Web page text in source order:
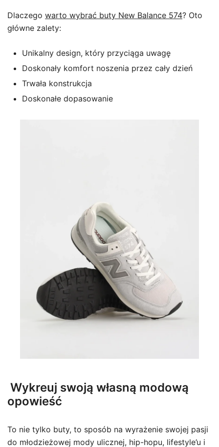
Dlaczego warto wybrać buty New Balance 574? Oto
główne zalety:
Unikalny design, który przyciąga uwagę
Doskonały komfort noszenia przez cały dzień
Trwała konstrukcja
Doskonałe dopasowanie
Wykreuj swoją własną modową
opowieść
To nie tylko buty, to sposób na wyrażenie swojej pasji
do młodzieżowej mody ulicznej, hip-hopu, lifestyle’u i